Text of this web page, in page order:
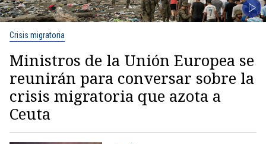
Crisis migratoria
Ministros de la Unión Europea se
reunirán para conversar sobre la
crisis migratoria que azota a
Ceuta